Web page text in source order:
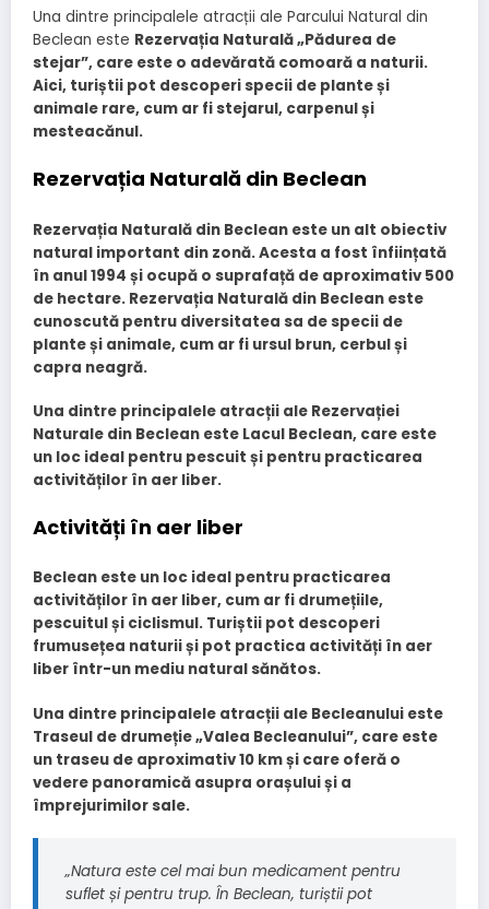
Una dintre principalele atracții ale Parcului Natural din
Beclean este Rezervația Naturală „Pădurea de
stejar”, care este o adevărată comoară a naturii.
Aici, turiștii pot descoperi specii de plante și
animale rare, cum ar fi stejarul, carpenul și
mesteacănul.
Rezervația Naturală din Beclean
Rezervația Naturală din Beclean este un alt obiectiv
natural important din zonă. Acesta a fost înființată
în anul 1994 și ocupă o suprafață de aproximativ 500
de hectare. Rezervația Naturală din Beclean este
cunoscută pentru diversitatea sa de specii de
plante și animale, cum ar fi ursul brun, cerbul și
capra neagră.
Una dintre principalele atracții ale Rezervației
Naturale din Beclean este Lacul Beclean, care este
un loc ideal pentru pescuit și pentru practicarea
activităților în aer liber.
Activități în aer liber
Beclean este un loc ideal pentru practicarea
activităților în aer liber, cum ar fi drumețiile,
pescuitul și ciclismul. Turiștii pot descoperi
frumusețea naturii și pot practica activități în aer
liber într-un mediu natural sănătos.
Una dintre principalele atracții ale Becleanului este
Traseul de drumeție „Valea Becleanului”, care este
un traseu de aproximativ 10 km și care oferă o
vedere panoramică asupra orașului și a
împrejurimilor sale.
„Natura este cel mai bun medicament pentru
suflet și pentru trup. În Beclean, turiștii pot